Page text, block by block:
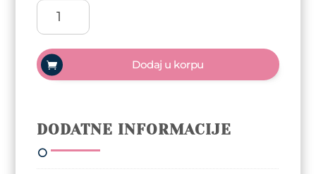
ReformA
Cover
Base
-
Creamy
API
Dodaj u korpu
DODATNE INFORMACIJE